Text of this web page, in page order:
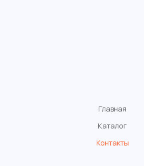
Главная
Каталог
Контакты